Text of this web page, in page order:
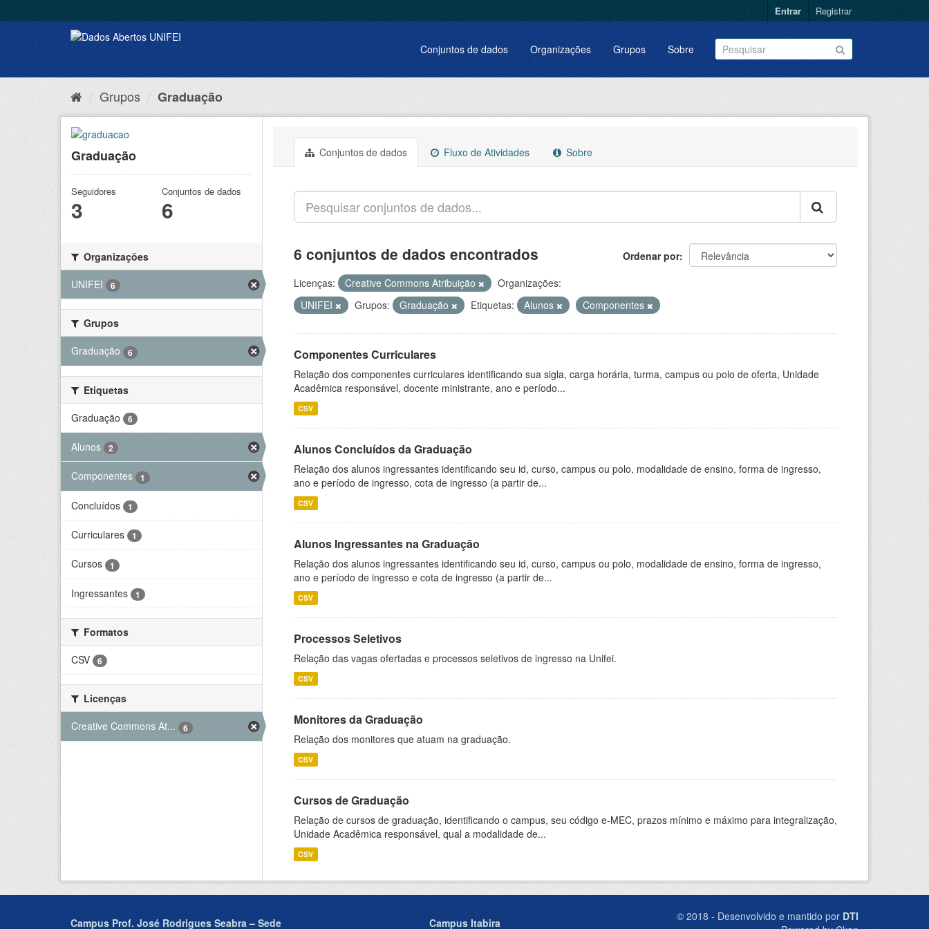
Entrar Registrar
Conjuntos de dados Organizações Grupos Sobre
Grupos Graduação
Graduação
Seguidores
3
Conjuntos de dados
6
Organizações
UNIFEI
6
Grupos
Graduação
6
Etiquetas
Graduação
6
Alunos 2
Componentes 1
Concluídos 1
Curriculares 1
Cursos 1
Ingressantes 1
Formatos
CSV
6
Licenças
Creative Commons At...
6
Conjuntos de dados Fluxo de Atividades Sobre
Ordenar por
6 conjuntos de dados encontrados
Licenças: Creative Commons Atribuição
Organizações:
UNIFEI
Grupos: Graduação Etiquetas: Alunos Componentes
Componentes Curriculares
Relação dos componentes curriculares identificando sua sigla, carga horária, turma, campus ou polo de oferta, Unidade
Acadêmica responsável, docente ministrante, ano e período...
CSV
Alunos Concluídos da Graduação
Relação dos alunos ingressantes identificando seu id, curso, campus ou polo, modalidade de ensino, forma de ingresso,
ano e período de ingresso, cota de ingresso (a partir de...
CSV
Alunos Ingressantes na Graduação
Relação dos alunos ingressantes identificando seu id, curso, campus ou polo, modalidade de ensino, forma de ingresso,
ano e período de ingresso e cota de ingresso (a partir de...
CSV
Processos Seletivos
Relação das vagas ofertadas e processos seletivos de ingresso na Unifei.
CSV
Monitores da Graduação
Relação dos monitores que atuam na graduação.
CSV
Cursos de Graduação
Relação de cursos de graduação, identificando o campus, seu código e-MEC, prazos mínimo e máximo para integralização,
Unidade Acadêmica responsável, qual a modalidade de...
CSV
Campus Prof. José Rodrigues Seabra – Sede Campus Itabira © 2018 - Desenvolvido e mantido por DTI